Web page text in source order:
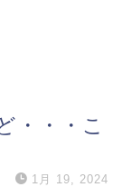
・・・こ
1月 19, 2024